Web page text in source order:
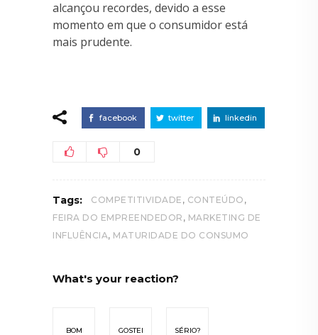
alcançou recordes, devido a esse
momento em que o consumidor está
mais prudente.
facebook twitter linkedin
0
Tags: COMPETITIVIDADE , CONTEÚDO ,
FEIRA DO EMPREENDEDOR , MARKETING DE
INFLUÊNCIA, MATURIDADE DO CONSUMO
What's your reaction?
BOM
GOSTEI
SÉRIO?